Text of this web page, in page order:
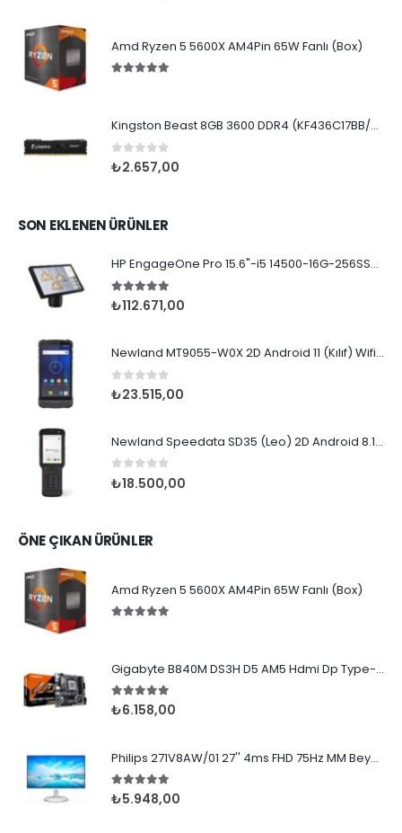
Amd Ryzen 5 5600X AM4Pin 65W Fanlı (Box)
Kingston Beast 8GB 3600 DDR4 (KF436C17BB/8TR)
0 5 üzerinden
₺2.657,00
SON EKLENEN ÜRÜNLER
HP EngageOne Pro 15.6"-i5 14500-16G-256SSD-OST W11
5.00 5 üzerinden
₺112.671,00
Newland MT9055-W0X 2D Android 11 (Kılıf) Wifi BT
0 5 üzerinden
₺23.515,00
Newland Speedata SD35 (Leo) 2D Android 8.1 Wifi BT
0 5 üzerinden
₺18.500,00
ÖNE ÇIKAN ÜRÜNLER
Amd Ryzen 5 5600X AM4Pin 65W Fanlı (Box)
Gigabyte B840M DS3H D5 AM5 Hdmi Dp Type-C
5.005 üzerinden
₺6.158,00
Philips 271V8AW/01 27'' 4ms FHD 75Hz MM Beyaz IPS
5.005 üzerinden
₺5.948,00